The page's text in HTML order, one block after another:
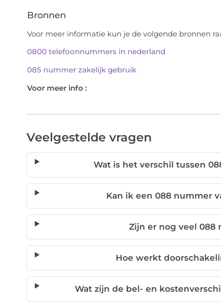
Bronnen
Voor meer informatie kun je de volgende bronnen
0800 telefoonnummers in nederland
085 nummer zakelijk gebruik
Voor meer info :
Veelgestelde vragen
Wat is het verschil tussen
Kan ik een 088 nummer
Zijn er nog veel 088
Hoe werkt
Wat zijn de bel- en